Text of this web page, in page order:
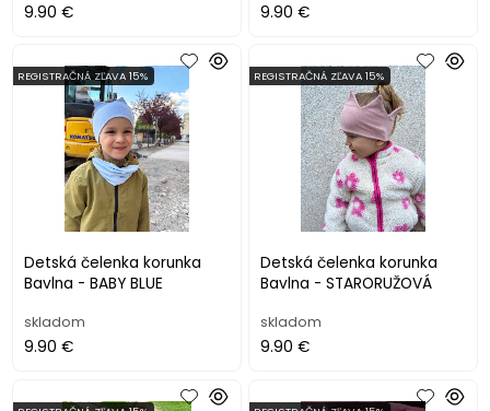
9.90 € 9.90 €
Detská čelenka korunka
Bavlna - BABY BLUE
REGISTRAČNÁ ZĽAVA 15%
skladom
9.90 €
Detská čelenka korunka
Bavlna - STARORUŽOVÁ
REGISTRAČNÁ ZĽAVA 15%
skladom
9.90 €